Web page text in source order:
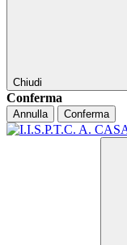
Chiudi
Conferma
Annulla Conferma